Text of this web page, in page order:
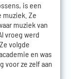
is een
muziek. Ze
muziek van
vroeg werd
volgde
en was
voor ze zelf aan